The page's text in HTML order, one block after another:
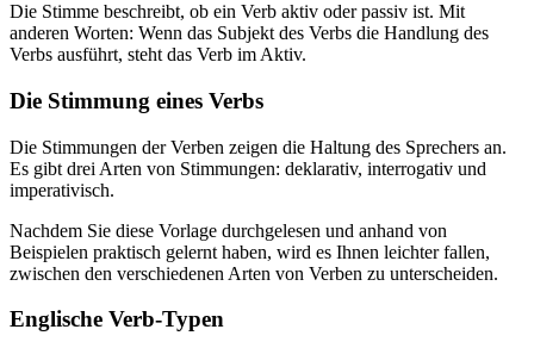
Die Stimme beschreibt, ob ein Verb aktiv oder passiv ist. Mit
anderen Worten: Wenn das Subjekt des Verbs die Handlung des
Verbs ausführt, steht das Verb im Aktiv.
Die Stimmung eines Verbs
Die Stimmungen der Verben zeigen die Haltung des Sprechers an.
Es gibt drei Arten von Stimmungen: deklarativ, interrogativ und
imperativisch.
Nachdem Sie diese Vorlage durchgelesen und anhand von
Beispielen praktisch gelernt haben, wird es Ihnen leichter fallen,
zwischen den verschiedenen Arten von Verben zu unterscheiden.
Englische Verb-Typen